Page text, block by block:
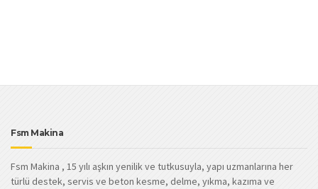
Fsm Makina
Fsm Makina , 15 yılı aşkın yenilik ve tutkusuyla, yapı uzmanlarına her
türlü destek, servis ve beton kesme, delme, yıkma, kazıma ve